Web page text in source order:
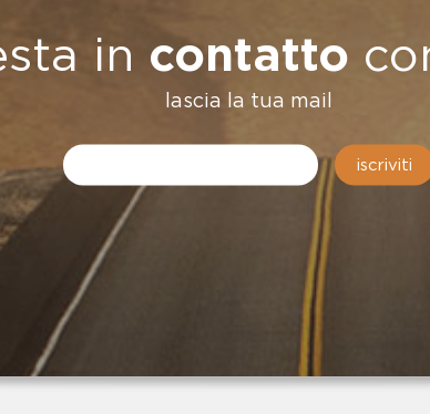
l'impegno
sacrificio
in contatto
lascia la tua mail
iscriviti